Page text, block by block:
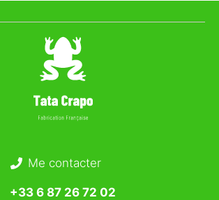
Me contacter
+33 6 87 26 72 02